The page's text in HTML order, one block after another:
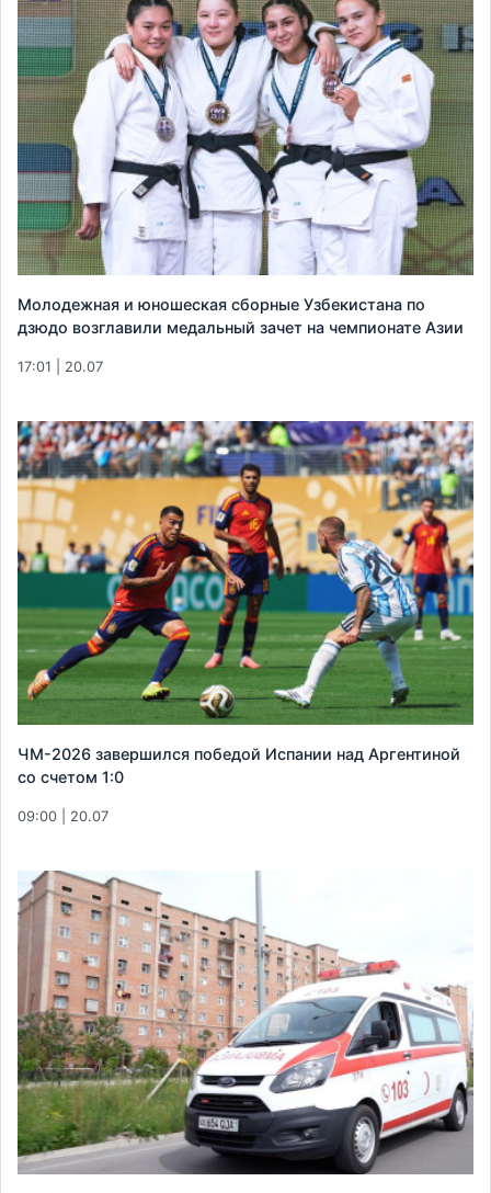
Молодежная и юношеская сборные Узбекистана по
дзюдо возглавили медальный зачет на чемпионате Азии
17:01 | 20.07
ЧМ-2026 завершился победой Испании над Аргентиной
со счетом 1:0
09:00 | 20.07